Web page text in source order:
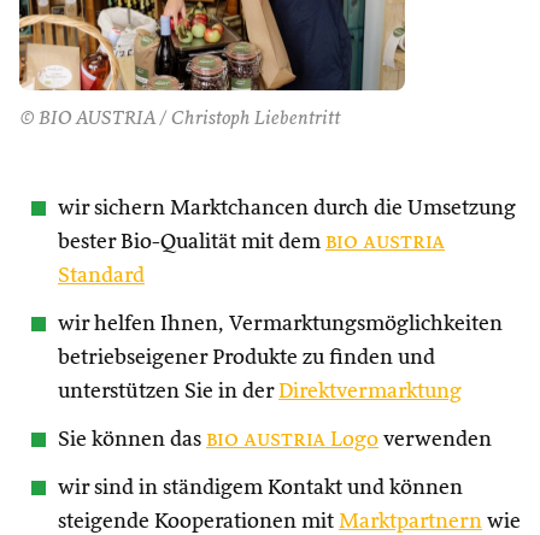
© BIO AUSTRIA / Christoph Liebentritt
wir sichern Marktchancen durch die Umsetzung
bester Bio-Qualität mit dem bio austria
Standard
wir helfen Ihnen, Vermarktungsmöglichkeiten
betriebseigener Produkte zu finden und
unterstützen Sie in derDirektvermarktung
Sie können das bio austria Logo verwenden
wir sind in ständigem Kontakt und können
steigende Kooperationen mit Marktpartnern wie